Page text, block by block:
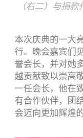
（右二）与捐
本次庆典的一大
行。晚会嘉宾们
誉会长，并对她
越贡献致以崇高
一任会长，他在
有合作伙伴，团
会迈向更加辉煌